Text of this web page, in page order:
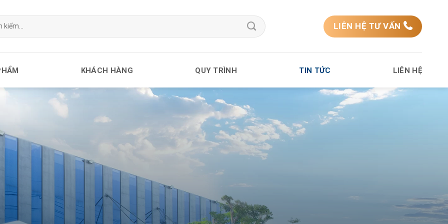
LIÊN HỆ TƯ VẤN
KHÁCH HÀNG QUY TRÌNH TIN TỨC LIÊN HỆ